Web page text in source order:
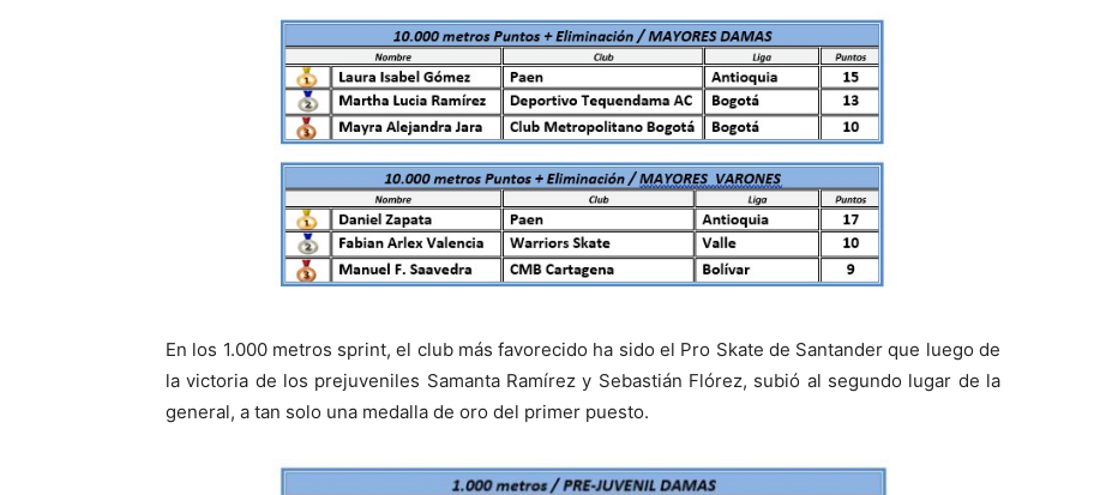
En los 1.000 metros sprint, el club más favorecido ha sido el Pro Skate de Santander que luego de
la victoria de los prejuveniles Samanta Ramírez y Sebastián Flórez, subió al segundo lugar de la
general, a tan solo una medalla de oro del primer puesto.